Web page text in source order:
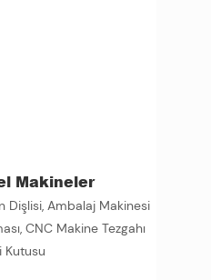
Makineler
Dişlisi, Ambalaj Makinesi
CNC Makine Tezgahı
Kutusu